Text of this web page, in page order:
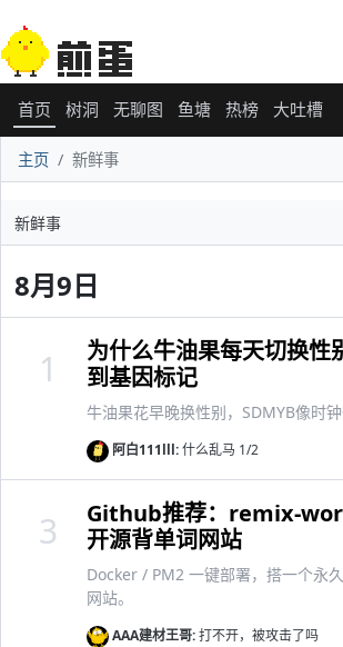
首页 树洞 无聊图 鱼塘 热榜 大吐槽
主页 新鲜事
新鲜事
8月9日
为什么牛油果每天切换性
到基因标记
牛油果花早晚换性别，SDMYB像时
阿白111lll:什么乱马 1/2
1
Github推荐：remix-
开源背单词网站
Docker / PM2 一键部署，搭一个永
网站。
AAA建材王哥:打不开，被攻击了吗
3